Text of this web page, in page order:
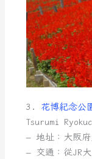
3. 花博紀念公
Tsurumi
– 地址：大阪
– 交通：從JR